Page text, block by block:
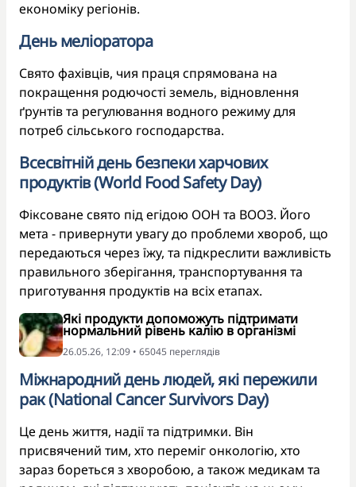
економіку регіонів.
День меліоратора
Свято фахівців, чия праця спрямована на
покращення родючості земель, відновлення
ґрунтів та регулювання водного режиму для
потреб сільського господарства.
Всесвітній день безпеки харчових
продуктів (World Food Safety Day)
Фіксоване свято під егідою ООН та ВООЗ. Його
мета - привернути увагу до проблеми хвороб, що
передаються через їжу, та підкреслити важливість
правильного зберігання, транспортування та
приготування продуктів на всіх етапах.
Які продукти допоможуть підтримати
нормальний рівень калію в організмі
26.05.26, 12:09 • 65045 переглядiв
Міжнародний день людей, які пережили
рак (National Cancer Survivors Day)
Це день життя, надії та підтримки. Він
присвячений тим, хто переміг онкологію, хто
зараз бореться з хворобою, а також медикам та